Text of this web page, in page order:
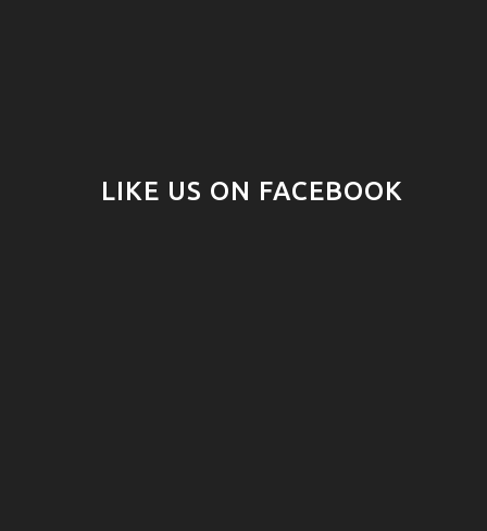
LIKE US ON FACEBOOK